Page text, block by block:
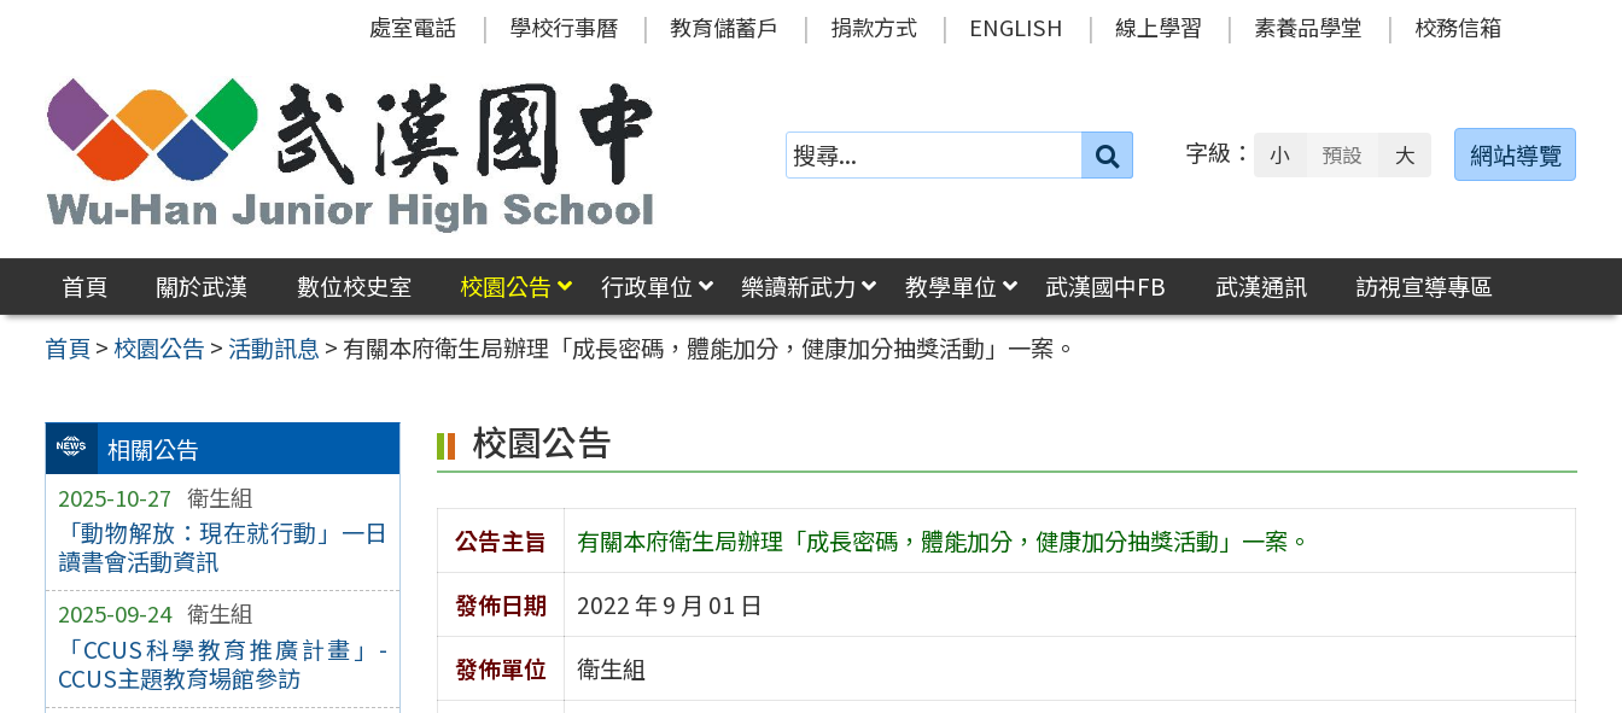
區
處室電話 學校行事曆 教育儲蓄戶 捐款方式 ENGLISH 線上學習 素養品學堂 校務信箱
搜
字級： 小 預設 大 網站導覽
首頁 關於武漢 數位校史室 校園公告 行政單位 樂讀新武力 教學單位 武漢國中FB 武漢通訊
訪視宣導專區
首頁 >校園公告 > 活動訊息 > 有關本府衛生局辦理「成長密碼，體能加分，健康加分抽獎活動」一案。
相關公告
2025-10-27 衛生組
「動物解放：現在就行動」一日
讀書會活動資訊
2025-09-24 衛生組
「CCUS科學教育推廣計畫」-
CCUS主題教育場館參訪
校園公告
公告主旨
有關本府衛生局辦理「成長密碼，體能加分，健康加分抽獎活動」一案。
發佈日期
2022 年 9 月 01 日
發佈單位
衛生組